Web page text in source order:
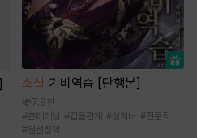
소설 기비역습 [단행본]
7.9천
#츤데레남 #갑을관계 #상처녀 #전문직
#권선징악